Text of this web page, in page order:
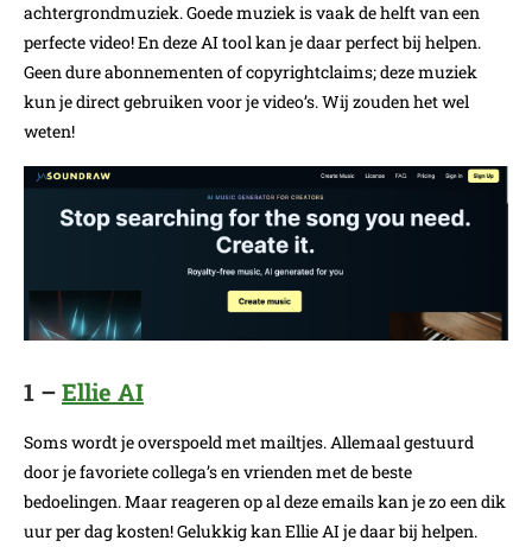
achtergrondmuziek. Goede muziek is vaak de helft van een
perfecte video! En deze AI tool kan je daar perfect bij helpen.
Geen dure abonnementen of copyrightclaims; deze muziek
kun je direct gebruiken voor je video’s. Wij zouden het wel
weten!
1 –Ellie AI
Soms wordt je overspoeld met mailtjes. Allemaal gestuurd
door je favoriete collega’s en vrienden met de beste
bedoelingen. Maar reageren op al deze emails kan je zo een dik
uur per dag kosten! Gelukkig kan Ellie AI je daar bij helpen.